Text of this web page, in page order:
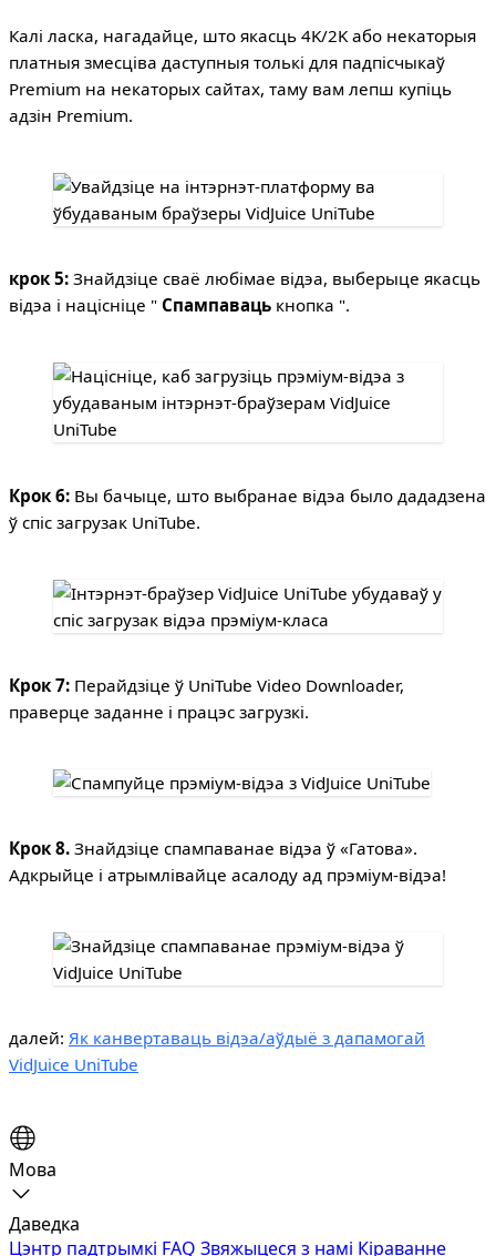
Калі ласка, нагадайце, што якасць 4K/2K або некаторыя
платныя змесціва даступныя толькі для падпісчыкаў
Premium на некаторых сайтах, таму вам лепш купіць
адзін Premium.
крок 5: Знайдзіце сваё любімае відэа, выберыце якасць
відэа і націсніце " Спампаваць кнопка ".
Крок 6: Вы бачыце, што выбранае відэа было дададзена
ў спіс загрузак UniTube.
Крок 7: Перайдзіце ў UniTube Video Downloader,
праверце заданне і працэс загрузкі.
Крок 8. Знайдзіце спампаванае відэа ў «Гатова».
Адкрыйце і атрымлівайце асалоду ад прэміум-відэа!
далей: Як канвертаваць відэа/аўдыё з дапамогай
VidJuice UniTube
Мова
Даведка
Цэнтр падтрымкі FAQ Звяжыцеся з намі Кіраванне